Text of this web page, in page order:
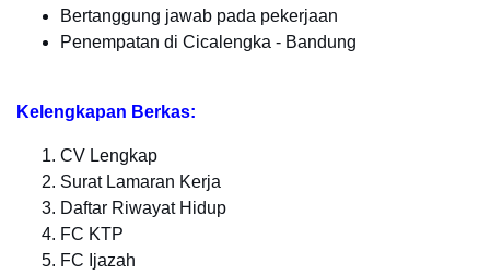
Bertanggung jawab pada pekerjaan
Penempatan di Cicalengka - Bandung
Kelengkapan Berkas:
CV Lengkap
Surat Lamaran Kerja
Daftar Riwayat Hidup
FC KTP
FC Ijazah